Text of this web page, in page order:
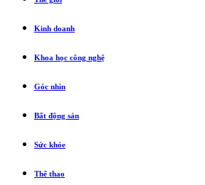
Kinh doanh
Khoa học công nghệ
Góc nhìn
Bất động sản
Sức khỏe
Thể thao